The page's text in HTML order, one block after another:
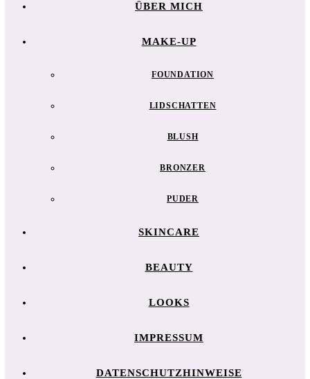
ÜBER MICH
MAKE-UP
FOUNDATION
LIDSCHATTEN
BLUSH
BRONZER
PUDER
SKINCARE
BEAUTY
LOOKS
IMPRESSUM
DATENSCHUTZHINWEISE